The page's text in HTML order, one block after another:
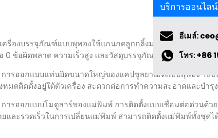
เครื่องบรรจุภัณฑ์แบบพุพองใช้แกนกดลูกกลิ้งมอเตอร์เซอร์โวแบบ
0 ข้อผิดพลาด ความเร็วสูง และวัสดุบรรจุภัณฑ์จะไม่ถอยกลับเมื่
การออกแบบแท่นยึดขนาดใหญ่ของแคปซูลยาเม็ดแบบพุพอง ระบ
หมดติดตั้งอยู่ใต้ตัวเครื่อง สะดวกต่อการทำความสะอาดและบำรุ
การออกแบบโมดูลาร์ของแม่พิมพ์ การติดตั้งแบบเชื่อมต่อด่วนด้ว
ยและรวดเร็วในการเปลี่ยนแม่พิมพ์ สามารถติดตั้งแม่พิมพ์ทั้งชุดไ
บริการออนไลน์
อีเมล์:
โทร: +86